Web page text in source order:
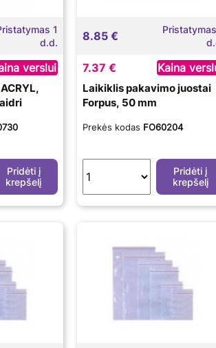
1
d.d.
verslui
Pridėti į
krepšelį
8.85 €
7.37 € Kaina
Laikiklis pakavimo juostai
Forpus, 50 mm
Prekės kodas FO60204
Pridėti į
krepšelį